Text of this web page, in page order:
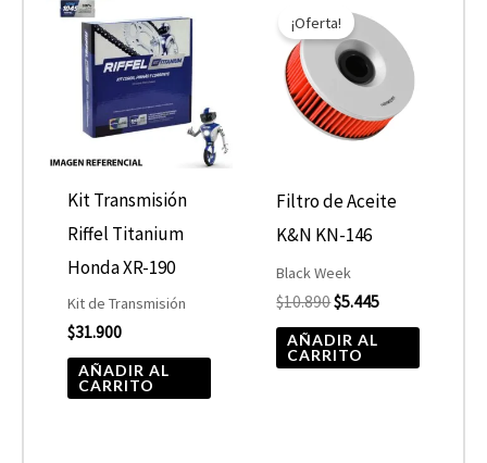
Kit Transmisión
Riffel Titanium
Honda XR-190
Kit de Transmisión
$31.900
AÑADIR AL
CARRITO
¡Oferta!
Filtro de Aceite
K&N KN-146
Black Week
$10.890
precio
original
era:
$10.890.
$5.445
actual
es:
$5.445.
AÑADIR AL
CARRITO